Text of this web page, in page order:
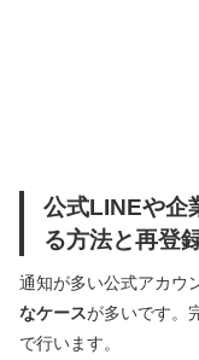
公式LINEや企
る方法と再登
通知が多い公式アカウ
なケースが多いです。
で行います。